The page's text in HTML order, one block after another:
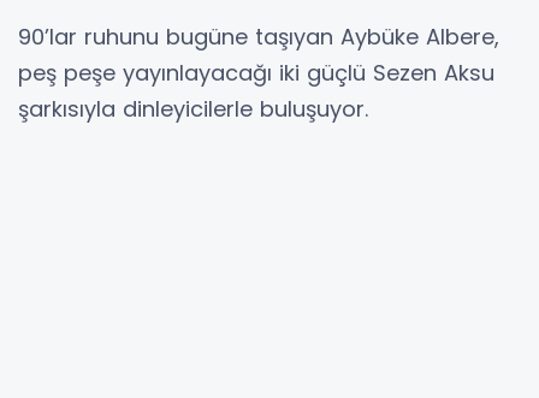
90’lar ruhunu bugüne taşıyan Aybüke Albere,
peş peşe yayınlayacağı iki güçlü Sezen Aksu
şarkısıyla dinleyicilerle buluşuyor.